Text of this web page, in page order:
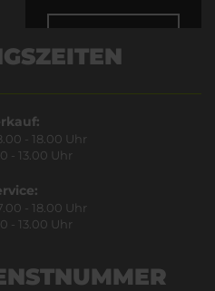
- 18.00 Uhr
- 13.00 Uhr
- 18.00 Uhr
- 13.00 Uhr